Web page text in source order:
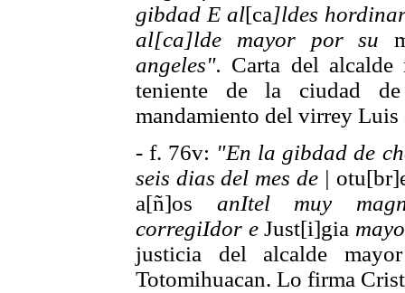
gibdad E al[ca]ldes
al[ca]lde mayor por su
angeles". Carta del
teniente de la ciudad
mandamiento del virrey
- f. 76v: "En la gibdad de
seis dias del mes de |
a[ñ]os anItel muy
corregiIdor eJust[i]gia
justicia del alcalde
Totomihuacan. Lo firma